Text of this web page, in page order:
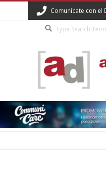
to
Comunícate con el
DIGITAL